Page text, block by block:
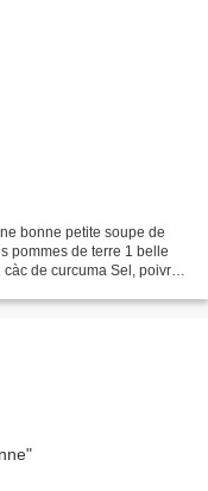
bonne petite soupe de
pommes de terre 1 belle
de curcuma Sel, poivre